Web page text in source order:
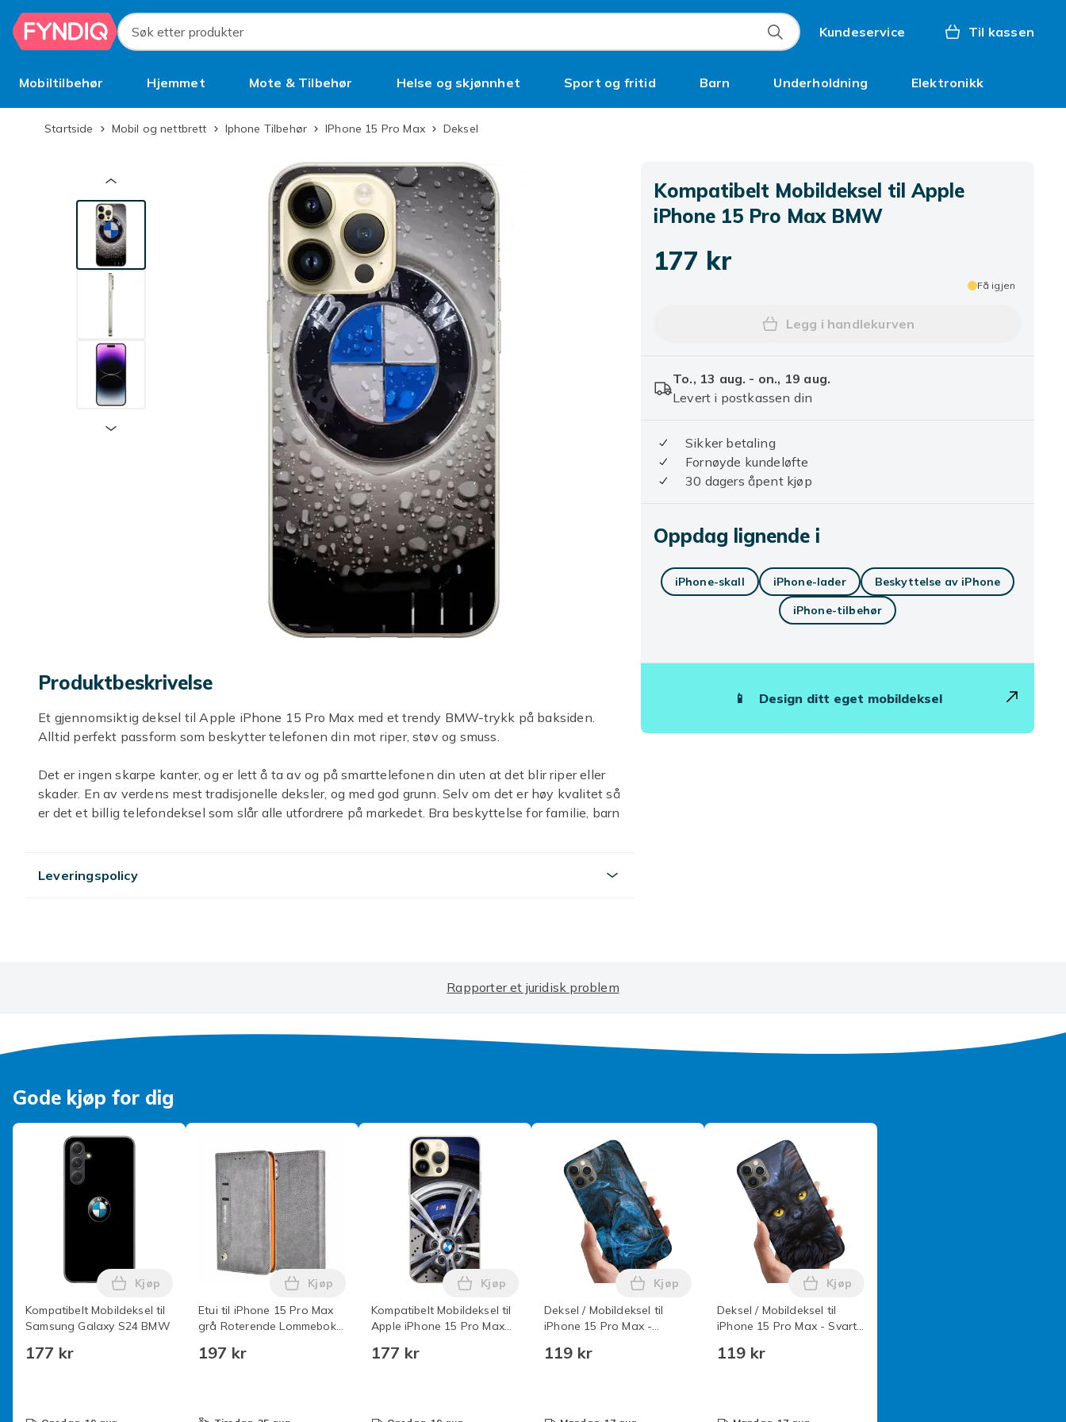
Hopp til hovedinnhold
Søk etter produkter
Kundeservice Til kassen
Mobiltilbehør Hjemmet Mote & Tilbehør Helse og skjønnhet Sport og fritid Barn Underholdning Elektronikk
BruktStartside Mobil og nettbrett Iphone Tilbehør iPhone 15 Pro Max Deksel
Produktbeskrivelse
Et gjennomsiktig deksel til Apple iPhone 15 Pro Max med et trendy BMW-trykk på baksiden.
Alltid perfekt passform som beskytter telefonen din mot riper, støv og smuss.
Det er ingen skarpe kanter, og er lett å ta av og på smarttelefonen din uten at det blir riper eller
skader. En av verdens mest tradisjonelle deksler, og med god grunn. Selv om det er høy kvalitet så
er det et billig telefondeksel som slår alle utfordrere på markedet. Bra beskyttelse for familie, barn
-Vårt BMW-deksel har en lett fargekombinasjon som er både luksuriøs og elegant
Enkel installering, festes på telefonen på noen sekunder.
Artikkel nr.
Produktsikkerhetsinformasjon
Leveringspolicy
Kompatibelt Mobildeksel til Apple
iPhone 15 Pro Max BMW
177 kr
Få igjen
Legg Kompatibelt Mobildeksel til
Legg i handlekurven
To., 13 aug. - on., 19 aug.
Levert i postkassen din
Sikker betaling
Fornøyde kundeløfte
30 dagers åpent kjøp
Oppdag lignende i
iPhone-skall iPhone-lader
Beskyttelse av iPhone
iPhone-tilbehør
📱 Design ditt eget mobildeksel
Rapporter et juridisk problem
Gode kjøp for dig
Kompatibelt Mobildeksel til
Samsung Galaxy S24 BMW
177 kr
Legg Kompatibelt Mobildeksel til Samsung Galaxy S24 BMW i handlekurven
Kjøp
Etui til iPhone 15 Pro Max
grå Roterende Lommebok
Flip Lommebok med
197 kr
Legg Etui til iPhone 15 Pro Max grå Roterende Lommebok med Kortholder og klikk-på Flip Lommebok med Kortholder i handlekurven
Kjøp
Kompatibelt Mobildeksel til
Apple iPhone 15 Pro Max
177 kr
Legg Kompatibelt Mobildeksel til Apple iPhone 15 Pro Max BMW M series i handlekurven
Kjøp
Deksel / Mobildeksel til
iPhone 15 Pro Max -
119 kr
Legg Deksel / Mobildeksel til iPhone 15 Pro Max - Marmor i handlekurven
Kjøp
Deksel / Mobildeksel til
iPhone 15 Pro Max - Svart
119 kr
Legg Deksel / Mobildeksel til iPhone 15
Kjøp